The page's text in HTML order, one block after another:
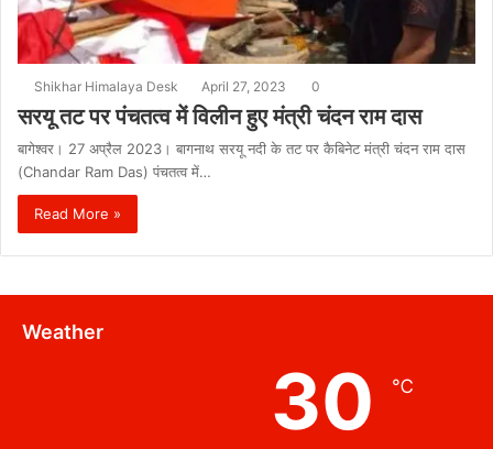
Shikhar Himalaya Desk April 27, 2023 0
सरयू तट पर पंचतत्व में विलीन हुए मंत्री चंदन राम दास
बागेश्वर। 27 अप्रैल 2023। बागनाथ सरयू नदी के तट पर कैबिनेट मंत्री चंदन राम दास
(Chandar Ram Das) पंचतत्व में…
Read More »
Weather
30 ℃